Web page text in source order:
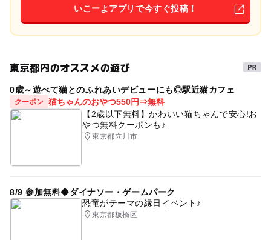
いこーよアプリで今すぐ投稿！
東京都内のオススメの遊び
0歳～遊べて猫とのふれあいデビューにも◎駅近猫カフェ
クーポン 猫ちゃんのおやつ550円⇒無料
【2歳以下無料】かわいい猫ちゃんで安心!お
やつ無料クーポンも♪
東京都立川市
8/9 参加無料◆ダイナソー・ゲームパーク
恐竜がテーマの縁日イベント♪
東京都板橋区